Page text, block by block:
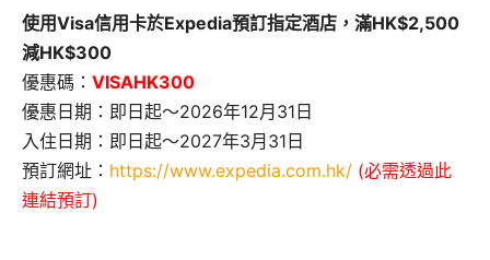
使用Visa信用卡於Expedia預訂指定酒店，滿HK$2,500
減HK$300
優惠碼： VISAHK300
優惠日期：即日起～2026年12月31日
入住日期：即日起～2027年3月31日
預訂網址： https://www.expedia.com.hk/ (必需透過此
連結預訂)